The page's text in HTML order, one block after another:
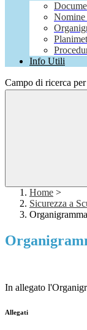
Nomine
Info Utili
Campo di ricerca
Home >
Sicurezza a
In allegato
Allegati